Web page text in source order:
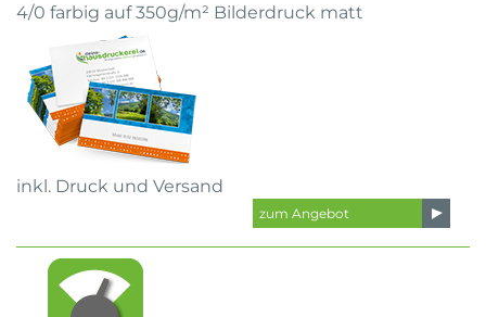
4/0 farbig auf 350g/m² Bilderdruck matt
inkl. Druck und Versand
zum Angebot